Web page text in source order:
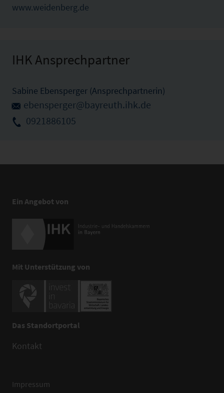
www.weidenberg.de
IHK Ansprechpartner
Sabine Ebensperger (Ansprechpartnerin)
ebensperger@bayreuth.ihk.de
0921886105
Ein Angebot von
Mit Unterstützung von
Das Standortportal
Kontakt
Impressum